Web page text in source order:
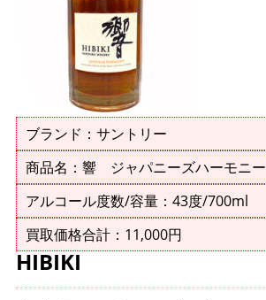
ブランド：サントリー
商品名：響 ジャパニーズハーモニー
アルコール度数/容量：43度/700ml
買取価格合計：11,000円
HIBIKI